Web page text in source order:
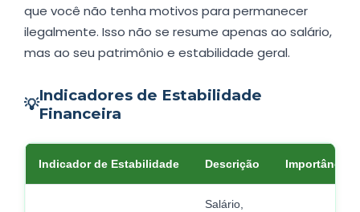
que você não tenha motivos para permanecer
ilegalmente. Isso não se resume apenas ao salário,
mas ao seu patrimônio e estabilidade geral.
💡Indicadores de Estabilidade
Financeira
Indicador de Estabilidade Descrição Importância
Salário,